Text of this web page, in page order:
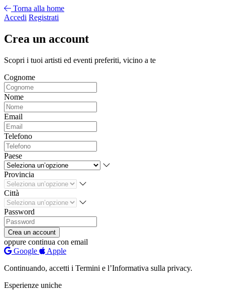
Torna alla home
Accedi Registrati
Crea un account
Scopri i tuoi artisti ed eventi preferiti, vicino a te
Cognome
Nome
Email
Telefono
Paese
Provincia
Città
Password
Crea un account
oppure continua con email
Google
Apple
Continuando, accetti i Termini e l’Informativa sulla privacy.
Esperienze uniche